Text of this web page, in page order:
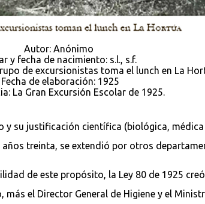
Autor: Anónimo
y fecha de nacimiento: s.l., s.f.
de excursionistas toma el lunch en La
Fecha de elaboración: 1925
La Gran Excursión Escolar de 1925.
y su justificación científica (biológica,
treinta, se extendió por otros
de este propósito, la Ley 80 de 1925
el Director General de Higiene y el